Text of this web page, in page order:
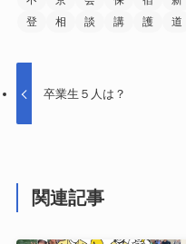
登
相 談 講 護 道
卒業生５人は？
関連記事